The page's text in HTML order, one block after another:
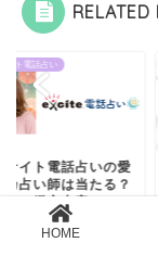
RELATED
イト電話占い
サイト電話占いの愛
乃占い師は当たる？
ミと鑑定内容は？
2026年7月20日
HOME